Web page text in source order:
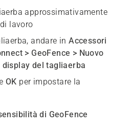
approssimativamente
lavoro
andare in Accessori
> GeoFence > Nuovo
del tagliaerba
OK per impostare la
di GeoFence